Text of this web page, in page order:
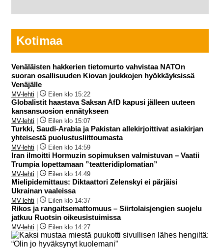
Kotimaa
Venäläisten hakkerien tietomurto vahvistaa NATOn
suoran osallisuuden Kiovan joukkojen hyökkäyksissä
Venäjälle
MV-lehti Eilen klo 15:22
Globalistit haastava Saksan AfD kapusi jälleen uuteen
kansansuosion ennätykseen
MV-lehti Eilen klo 15:07
Turkki, Saudi-Arabia ja Pakistan allekirjoittivat asiakirjan
yhteisestä puolustusliittoumasta
MV-lehti Eilen klo 14:59
Iran ilmoitti Hormuzin sopimuksen valmistuvan – Vaatii
Trumpia lopettamaan ”teatteridiplomatian”
MV-lehti Eilen klo 14:49
Mielipidemittaus: Diktaattori Zelenskyi ei pärjäisi
Ukrainan vaaleissa
MV-lehti Eilen klo 14:37
Rikos ja rangaitsemattomuus – Siirtolaisjengien suojelu
jatkuu Ruotsin oikeusistuimissa
MV-lehti Eilen klo 14:27